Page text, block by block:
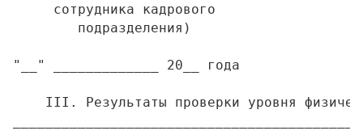
     сотрудника кадрового
        подразделения)
"__" _____________ 20__ года
III. Результаты проверки уровня